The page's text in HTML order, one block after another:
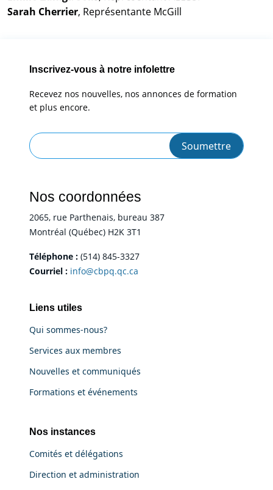
Sarah Cherrier, Représentante McGill
Inscrivez-vous à notre infolettre
Recevez nos nouvelles, nos annonces de formation
et plus encore.
Nos coordonnées
2065, rue Parthenais, bureau 387
Montréal (Québec) H2K 3T1
Téléphone : (514) 845-3327
Courriel : info@cbpq.qc.ca
Liens utiles
Qui sommes-nous?
Services aux membres
Nouvelles et communiqués
Formations et événements
Nos instances
Comités et délégations
Direction et administration